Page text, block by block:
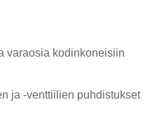
varaosia kodinkoneisiin
ja -venttiilien puhdistukset